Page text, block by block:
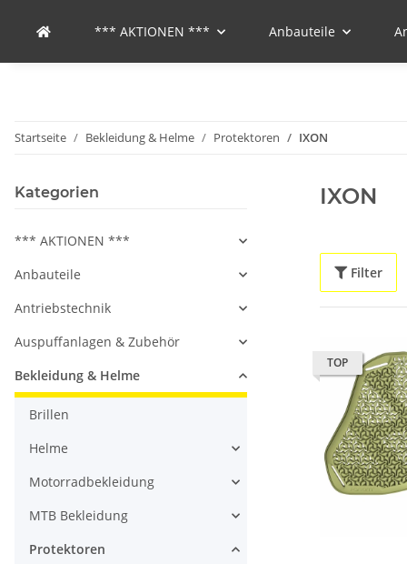
*** AKTIONEN *** Anbauteile
Startseite Bekleidung & Helme Protektoren IXON
IXON
Filter
TOP
Kategorien
*** AKTIONEN ***
Anbauteile
Antriebstechnik
Auspuffanlagen & Zubehör
Bekleidung & Helme
Brillen
Helme
Motorradbekleidung
MTB Bekleidung
Protektoren